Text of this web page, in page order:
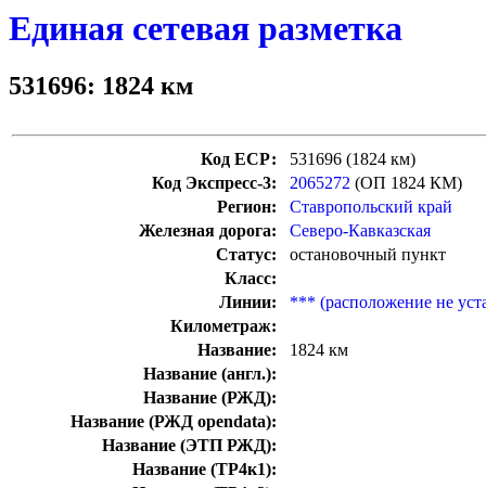
Единая сетевая разметка
531696: 1824 км
Код ЕСР:
531696 (1824 км)
Код Экспресс-3:
2065272 (ОП 1824 КМ)
Регион:
Ставропольский край
Железная дорога:
Северо-Кавказская
Статус:
остановочный пункт
Класс:
Линии:
*** (расположение не
Километраж:
Название:
1824 км
Название (англ.):
Название (РЖД):
Название (РЖД opendata):
Название (ЭТП РЖД):
Название (ТР4к1):